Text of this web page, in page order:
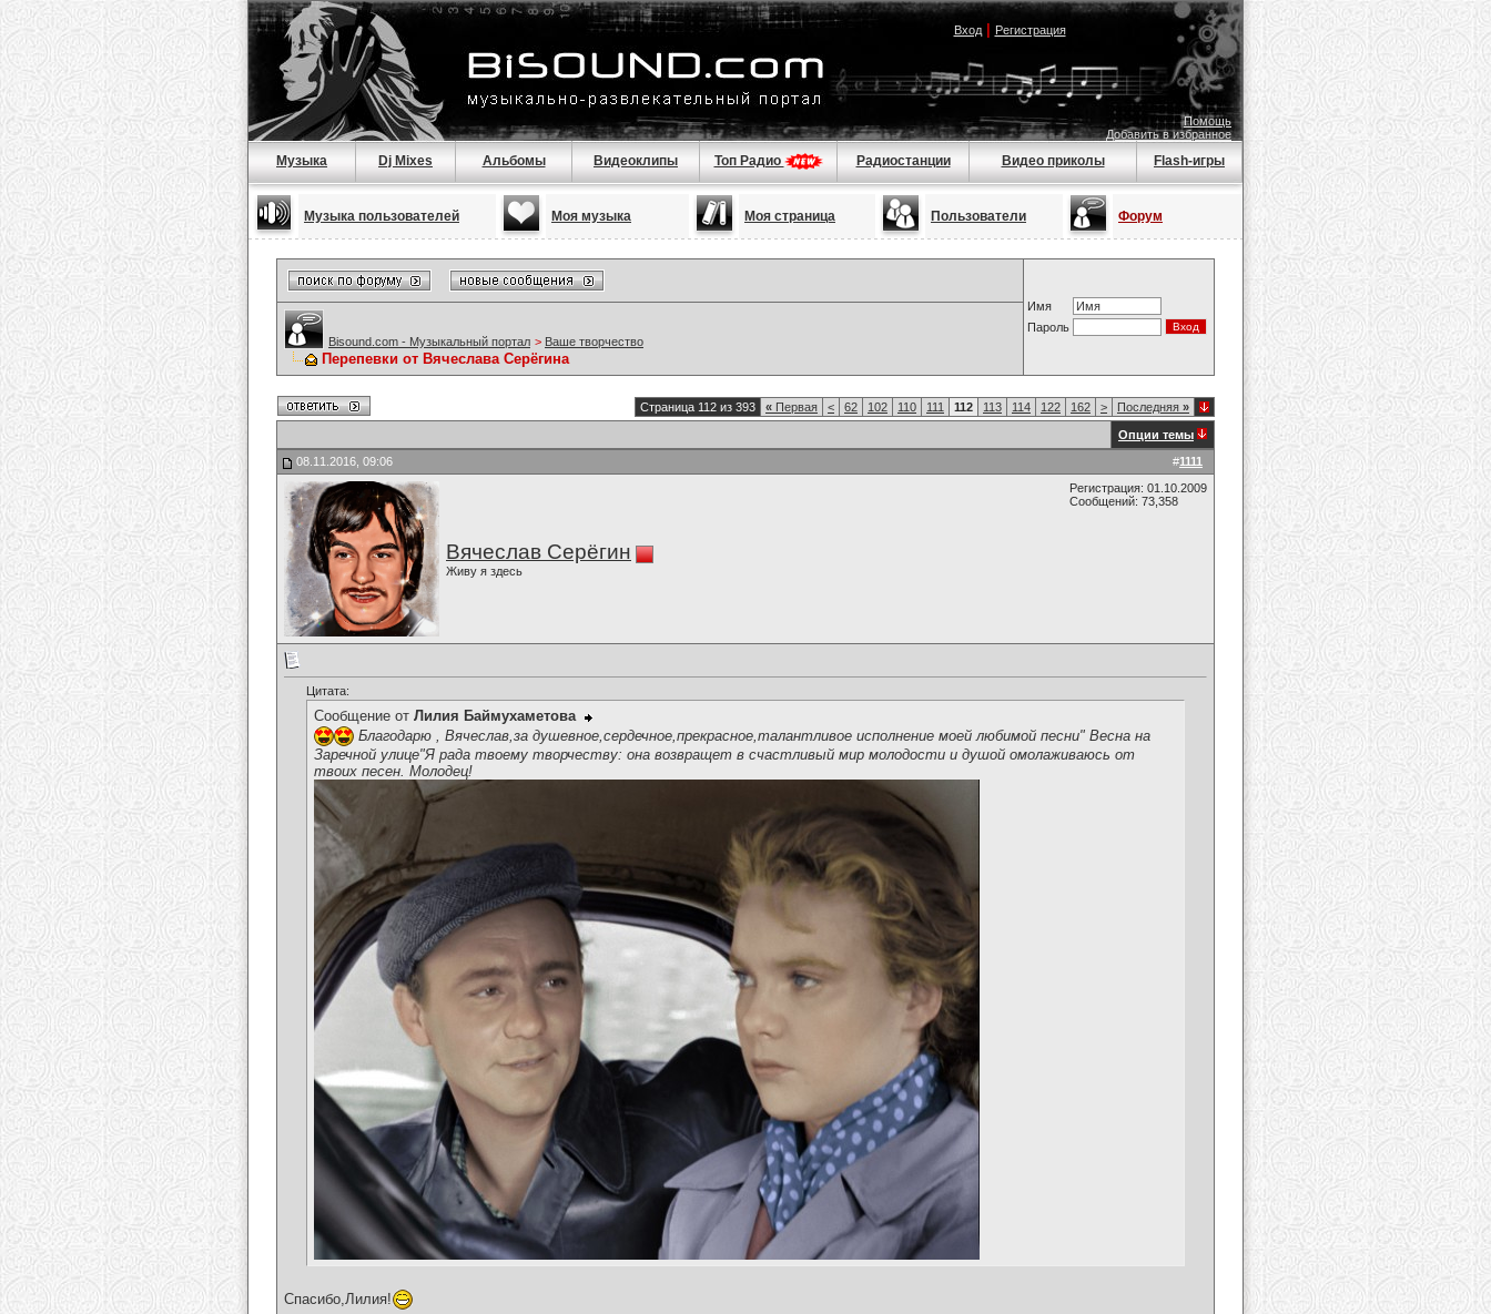
Вход| Регистрация
Помощь
Добавить в избранное
Музыка Dj Mixes Альбомы Видеоклипы Топ Радио Радиостанции Видео приколы Flash-игры
Музыка пользователей Моя музыка Моя страница Пользователи Форум
Имя
Пароль
Bisound.com - Музыкальный портал > Ваше творчество
Перепевки от Вячеслава Серёгина
Страница 112 из 393 « Первая < 62 102 110 111 112 113 114 122 162 > Последняя »
Опции темы
#1111
08.11.2016, 09:06
Вячеслав Серёгин
Живу я здесь
Регистрация: 01.10.2009
Сообщений: 73,358
Цитата:
Сообщение от Лилия Баймухаметова
Благодарю , Вячеслав,за душевное,сердечное,прекрасное,талантливое исполнение моей любимой песни" Весна на
Заречной улице"Я рада твоему творчеству: она возвращет в счастливый мир молодости и душой омолаживаюсь от
твоих песен. Молодец!
Спасибо,Лилия!